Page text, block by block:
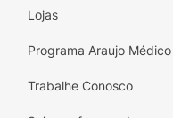
Lojas
Programa Araujo Médico
Trabalhe Conosco